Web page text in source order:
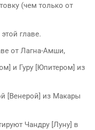
(чем только от
главе.
от Лагна-Амши,
и Гуру [Юпитером] из
[Венерой] из Макары
Чандру [Луну] в